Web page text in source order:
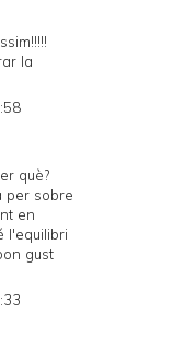
la
què?
per sobre
en
l'equilibri
gust